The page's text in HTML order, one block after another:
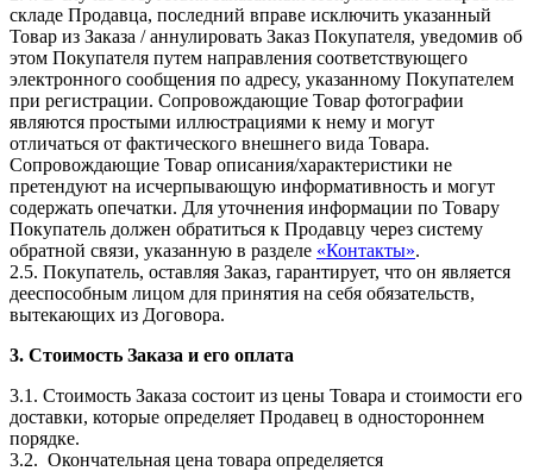
складе Продавца, последний вправе исключить указанный
Товар из Заказа / аннулировать Заказ Покупателя, уведомив об
этом Покупателя путем направления соответствующего
электронного сообщения по адресу, указанному Покупателем
при регистрации. Сопровождающие Товар фотографии
являются простыми иллюстрациями к нему и могут
отличаться от фактического внешнего вида Товара.
Сопровождающие Товар описания/характеристики не
претендуют на исчерпывающую информативность и могут
содержать опечатки. Для уточнения информации по Товару
Покупатель должен обратиться к Продавцу через систему
обратной связи, указанную в разделе «Контакты».
2.5. Покупатель, оставляя Заказ, гарантирует, что он является
дееспособным лицом для принятия на себя обязательств,
вытекающих из Договора.
3. Стоимость Заказа и его оплата
3.1. Стоимость Заказа состоит из цены Товара и стоимости его
доставки, которые определяет Продавец в одностороннем
порядке.
3.2. Окончательная цена товара определяется